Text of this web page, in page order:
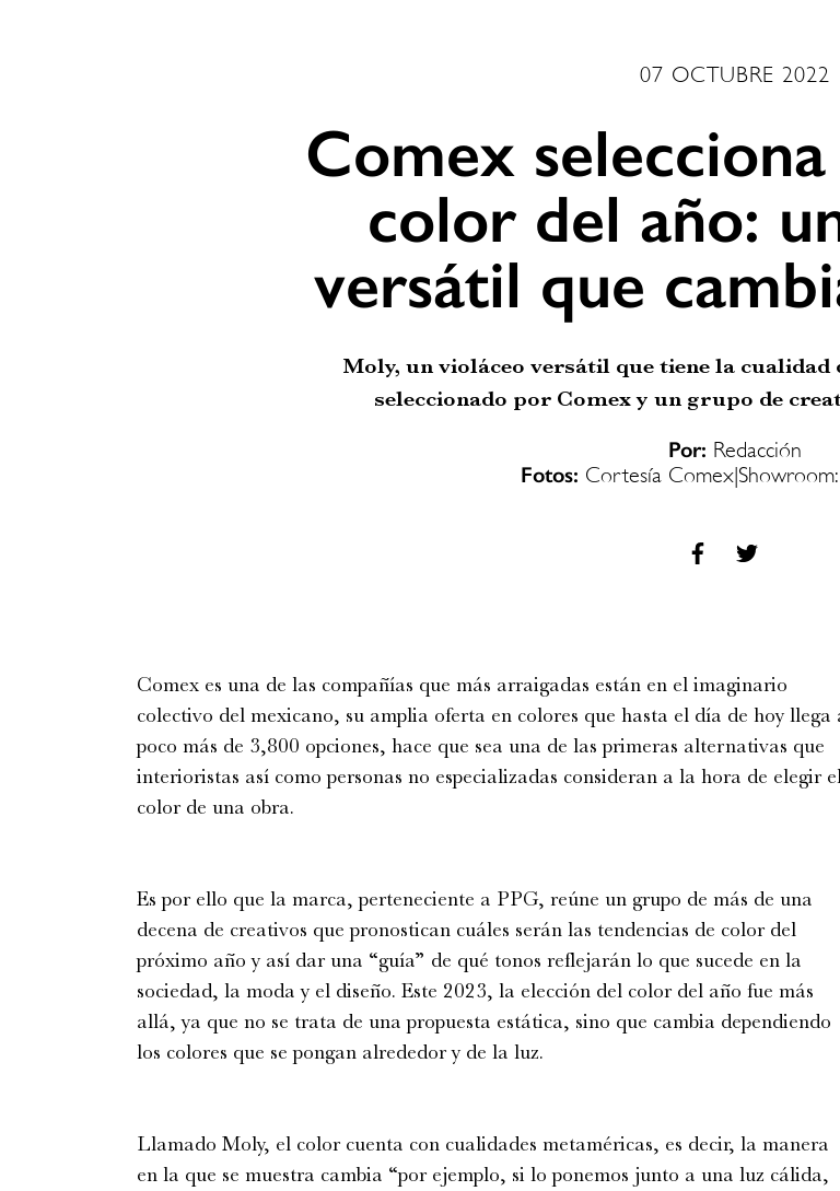
07 OCTUBRE 2022
Comex
color del año:
versátil que
Moly, un violáceo versátil que tiene la cualidad
seleccionado por Comex y un grupo de
Por: Redacción
Fotos: Cortesía
Comex es una de las compañías que más arraigadas están en el imaginario
colectivo del mexicano, su amplia oferta en colores que hasta el día de hoy llega
poco más de 3,800 opciones, hace que sea una de las primeras alternativas que
interioristas así como personas no especializadas consideran a la hora de elegir
color de una obra.
Es por ello que la marca, perteneciente a PPG, reúne un grupo de más de una
decena de creativos que pronostican cuáles serán las tendencias de color del
próximo año y así dar una “guía” de qué tonos reflejarán lo que sucede en la
sociedad, la moda y el diseño. Este 2023, la elección del color del año fue más
allá, ya que no se trata de una propuesta estática, sino que cambia dependiendo
los colores que se pongan alrededor y de la luz.
Llamado Moly, el color cuenta con cualidades metaméricas, es decir, la manera
en la que se muestra cambia “por ejemplo, si lo ponemos junto a una luz cálida,